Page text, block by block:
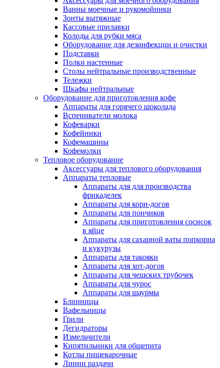
Ванны моечные и рукомойники
Зонты вытяжные
Кассовые прилавки
Колоды для рубки мяса
Оборудование для дезинфекции и очистки
Подставки
Полки настенные
Столы нейтральные производственные
Тележки
Шкафы нейтральные
Оборудование для приготовления кофе
Аппараты для горячего шоколада
Вспениватели молока
Кофеварки
Кофейники
Кофемашины
Кофемолки
Тепловое оборудование
Аксессуары для теплового оборудования
Аппараты тепловые
Аппараты для для производства
фрикаделек
Аппараты для корн-догов
Аппараты для пончиков
Аппараты для приготовления сосисок
в яйце
Аппараты для сахарной ваты попкорна
и кукурузы
Аппараты для такояки
Аппараты для хот-догов
Аппараты для чешских трубочек
Аппараты для чурос
Аппараты для шаурмы
Блинницы
Вафельницы
Грили
Дегидраторы
Измельчители
Кипятильники для общепита
Котлы пищеварочные
Линии раздачи